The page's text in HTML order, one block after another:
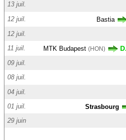
13 juil.
12 juil. Bastia
12 juil.
11 juil. MTK Budapest (HON)
09 juil.
08 juil.
04 juil.
01 juil. Strasbourg
29 juin